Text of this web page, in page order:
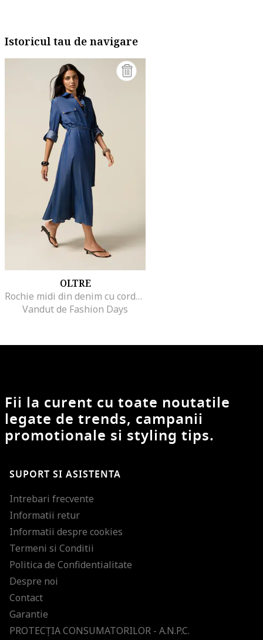
Istoricul tau de navigare
OLTRE
Rochie midi din denim cu cordon in talie, Albastru inchis
Vandut de Fashion Days
Fii la curent cu toate noutatile
legate de trends, campanii
promotionale si styling tips.
SUPORT SI ASISTENTA
Intrebari frecvente
Informatii retur
Informatii despre cookies
Termeni si Conditii
Politica de Confidentialitate
Despre noi
Contact
Garantie
PROTECŢIA CONSUMATORILOR - A.N.P.C.